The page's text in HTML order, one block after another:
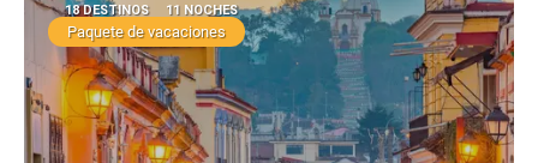
18 DESTINOS 11 NOCHES
Paquete de vacaciones